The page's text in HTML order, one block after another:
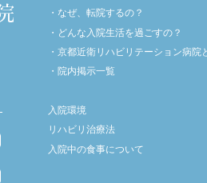
なぜ、転院するの？
どんな入院生活を過ごすの？
京都近衛リハビリテーション病院
院内掲示一覧
入院環境
リハビリ治療法
入院中の食事について